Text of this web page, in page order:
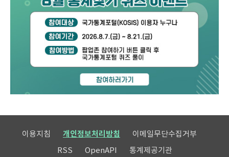
이용지침 개인정보처리방침
이메일무단수집거부
RSS
OpenAPI 통계제공기관